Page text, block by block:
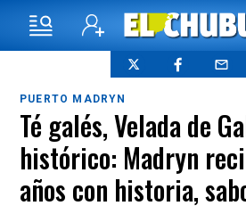
PUERTO MADRYN
Té galés, Velada de
histórico: Madryn
años con historia,